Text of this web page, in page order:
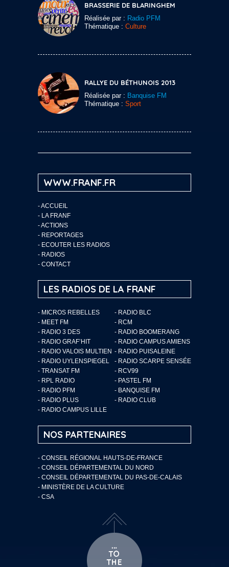
BRASSERIE DE BLARINGHEM
Réalisée par : Radio PFM
Thématique : Culture
RALLYE DU BÉTHUNOIS 2013
Réalisée par : Banquise FM
Thématique : Sport
WWW.FRANF.FR
-ACCUEIL
- LA FRANF
-ACTIONS
- REPORTAGES
- ECOUTER LES RADIOS
- RADIOS
- CONTACT
LES RADIOS DE LA FRANF
- MICROS REBELLES
- RADIO BLC
- MEET FM
- RCM
- RADIO 3 DES
- RADIO BOOMERANG
- RADIO GRAF’HIT
- RADIO CAMPUS AMIENS
- RADIO VALOIS MULTIEN - RADIO PUISALEINE
- RADIO UYLENSPIEGEL
- RADIO SCARPE SENSÉE
- TRANSAT FM
- RCV99
- RPL RADIO
- PASTEL FM
- RADIO PFM
- BANQUISE FM
- RADIO PLUS
- RADIO CLUB
- RADIO CAMPUS LILLE
NOS PARTENAIRES
- CONSEIL RÉGIONAL HAUTS-DE-FRANCE
- CONSEIL DÉPARTEMENTAL DU NORD
- CONSEIL DÉPARTEMENTAL DU PAS-DE-CALAIS
- MINISTÈRE DE LA CULTURE
- CSA